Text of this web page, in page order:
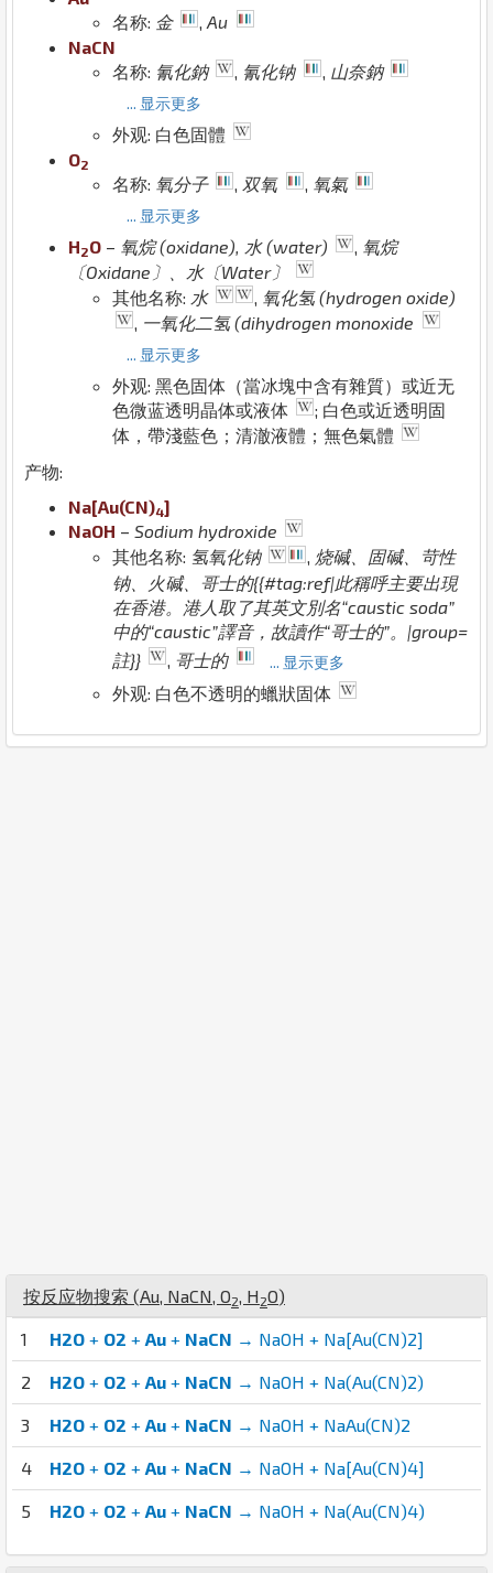
名称: 金 ,Au
NaCN
名称: 氰化鈉 氰化钠 山奈鈉
... 显示更多
外观: 白色固體
O2
名称: 氧分子 , 双氧 , 氧氣
... 显示更多
H2O – 氧烷 (oxidane), 水 (water) , 氧烷
〔Oxidane〕、水〔Water〕
其他名称: 水 , 氧化氢 (hydrogen oxide)
, 一氧化二氢 (dihydrogen monoxide
... 显示更多
外观: 黑色固体（當冰塊中含有雜質）或近无
色微蓝透明晶体或液体
; 白色或近透明固
体，帶淺藍色；清澈液體；無色氣體
产物:
Na[Au(CN)4]
NaOH – Sodium hydroxide
其他名称: 氢氧化钠 , 烧碱、固碱、苛性
钠、火碱、哥士的{{#tag:ref|此稱呼主要出現
在香港。港人取了其英文別名“caustic soda”
中的“caustic”譯音，故讀作“哥士的”。|group=
註}}
哥士的 ... 显示更多
外观: 白色不透明的蠟狀固体
按反应物搜索 (Au NaCN O2 H 2O)
1 H2O + O2 + Au + NaCN → NaOH + Na[Au(CN)2]
2 H2O + O2 + Au + NaCN → NaOH + Na(Au(CN)2)
3 H2O + O2 + Au + NaCN → NaOH + NaAu(CN)2
4 H2O + O2 + Au + NaCN → NaOH + Na[Au(CN)4]
5 H2O + O2 + Au + NaCN → NaOH + Na(Au(CN)4)